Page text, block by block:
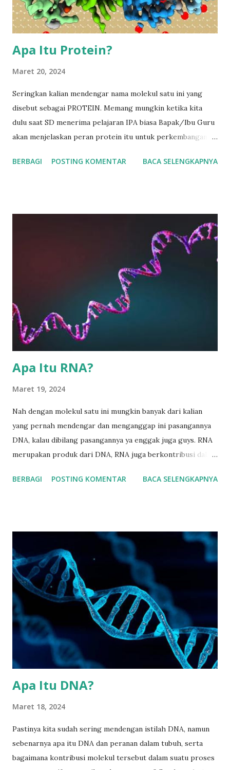
cabang penting dalam biologi yang mempelajari pewarisan
sifat genetik yang terjadi tiap generasi dan mekanisme
proses regul...
Apa Itu Protein?
Maret 20, 2024
Seringkan kalian mendengar nama molekul satu ini yang
disebut sebagai PROTEIN. Memang mungkin ketika kita
dulu saat SD menerima pelajaran IPA biasa Bapak/Ibu Guru
akan menjelaskan peran protein itu untuk perkembangan
Bagaimana cara sebuah protein bisa memicu berjalannya
penyusun suatu protein (BYJU'S) Sebuah molekul yang
berukuran besar dan kompleks dengan peran sangat
penting dalam tubuh misalnya untuk respon fisiologis
seperti pertumbuhan, perkembangan, komunikasi antar sel,
respon imun dan lain-lain. Protein ini sangat penting sekali
untuk sebuah pekerjaan yang dilakukan oleh sel da pastinya
diperlukan untuk peran struktur, fungsi serta regulasi atau
pengaturan pembentukan jaringan dan organ tubuh.
Protein terdiri atas satu atau lebih sekuens asam amino
(Gambar 1) y...
BERBAGI POSTING KOMENTAR BACA SELENGKAPNYA
Apa Itu RNA?
Maret 19, 2024
Nah dengan molekul satu ini mungkin banyak dari kalian
yang pernah mendengar dan menganggap ini pasangannya
DNA, kalau dibilang pasangannya ya enggak juga guys. RNA
merupakan produk dari DNA, RNA juga berkontribusi dalam
pendek dibandingkan DNA (Gambar 1). Gambar 1. Ilustrasi
DNA namun berbeda dengan DNA. RNA ini tidak memiliki
untai ganda atau hanya beruntai tunggal. Molekul ini
memiliki tulang punggung (backbone) yang tersusun atas
gugus fosfat dan gula ribosa bukan deoksiribosa yang
menjadi penyusun DNA. Basa penyusun RNA terdiri atas
adenin (A), urasil (U), sitosin (C), dam guanin (G) (Gambar 2).
Gambar 2. Struktur dan jenis molekul RNA
(www.genome.gov) Berbagai jenis molekul RNA terdapat
dalam sel yaitu messenger RNA (mRNA), ribosomal RNA
(rRNA), dan transf...
BERBAGI POSTING KOMENTAR BACA SELENGKAPNYA
Apa Itu DNA?
Maret 18, 2024
Pastinya kita sudah sering mendengan istilah DNA, namun
sebenarnya apa itu DNA dan peranan dalam tubuh, serta
bagaimana kontribusi molekul tersebut dalam suatu proses